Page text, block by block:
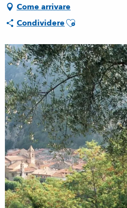
Come arrivare
CondividereAjouter aux favoris